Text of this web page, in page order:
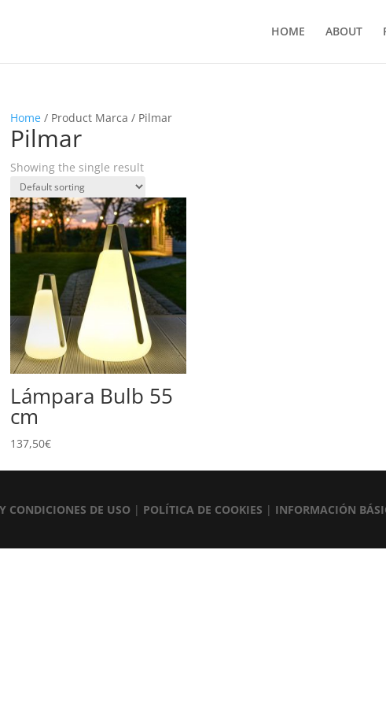
HOME ABOUT
Home/ Product Marca / Pilmar
Pilmar
Showing the single result
Lámpara Bulb 55
cm
137,50€
CONDICIONES DE USO | POLÍTICA DE COOKIES | INFORMACIÓN